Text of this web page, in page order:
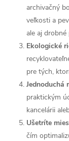
archivačný
veľkosti a
ale aj
Ekologické
pre tých,
Jednoduchá
praktickým
kancelárii
Ušetríte
čím